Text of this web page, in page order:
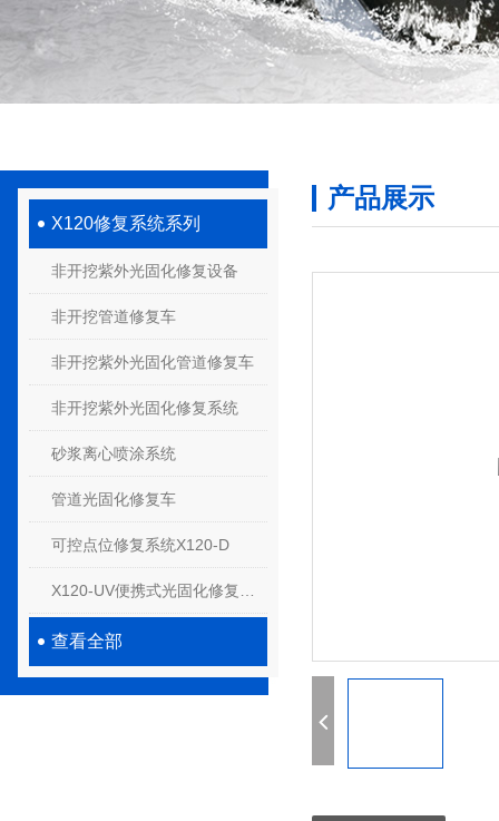
X120修复系统系列
非开挖紫外光固化修复设备
非开挖管道修复车
非开挖紫外光固化管道修复车
非开挖紫外光固化修复系统
砂浆离心喷涂系统
管道光固化修复车
可控点位修复系统X120-D
查看全部
产品展示